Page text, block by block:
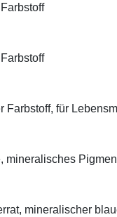
Farbstoff, für
mineralisches
mineralischer